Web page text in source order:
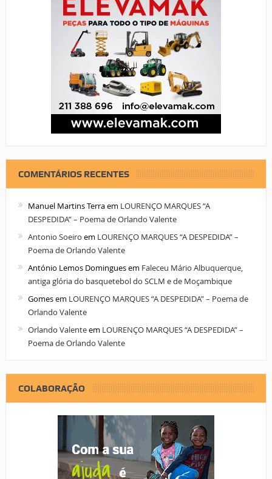
COMENTÁRIOS RECENTES
Manuel Martins Terraem LOURENÇO MARQUES “A
DESPEDIDA” – Poema de Orlando Valente
Antonio Soeiro em LOURENÇO MARQUES “A DESPEDIDA” –
Poema de Orlando Valente
António Lemos Dominguesem Faleceu Mário Albuquerque,
antiga glória do basquetebol do SCLM e de Moçambique
Gomesem LOURENÇO MARQUES “A DESPEDIDA” – Poema de
Orlando Valente
Orlando Valenteem LOURENÇO MARQUES “A DESPEDIDA” –
Poema de Orlando Valente
COLABORAÇÃO